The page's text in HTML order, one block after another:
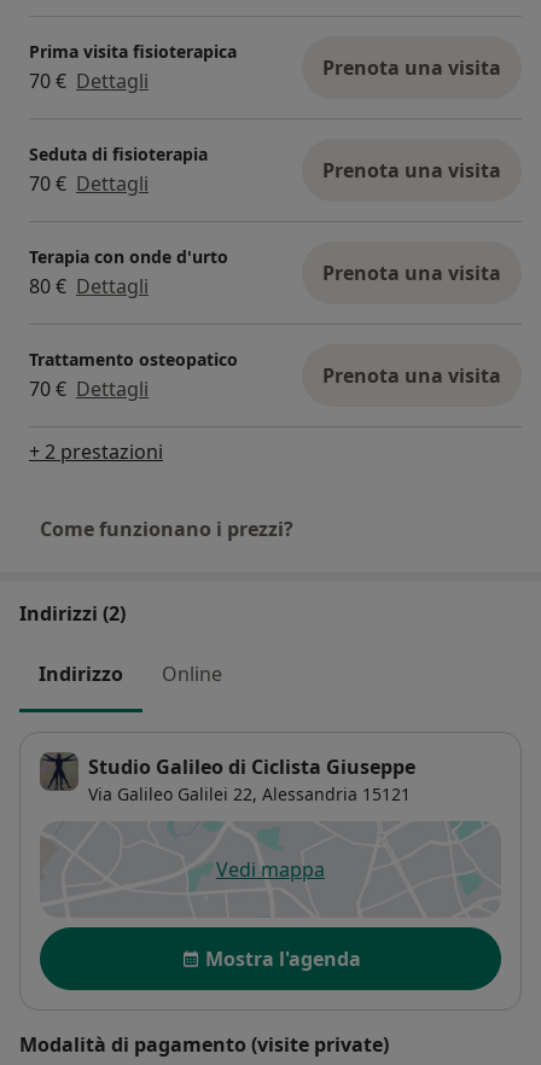
Prima visita fisioterapica
70 € Dettagli Prenota una visita
Seduta di fisioterapia
70 € Dettagli Prenota una visita
Terapia con onde d'urto
80 € Dettagli Prenota una visita
Trattamento osteopatico
70 € Dettagli Prenota una visita
+ 2 prestazioni
Come funzionano i prezzi?
Indirizzi (2)
Indirizzo Online
Studio Galileo di Ciclista Giuseppe
Via Galileo Galilei 22, Alessandria 15121
Vedi mappasi apre in una nuova scheda
Disponibilità
Mostra l'agenda
Modalità di pagamento (visite private)